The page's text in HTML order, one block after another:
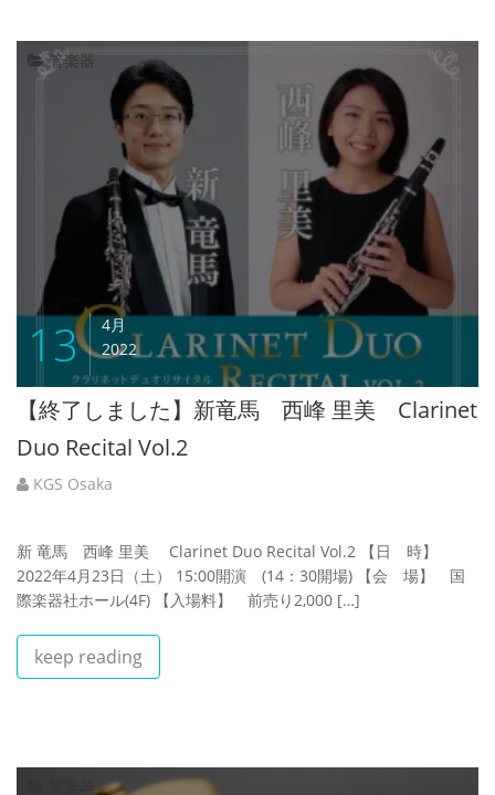
管楽器
13
4月
2022
【終了しました】新竜馬 西峰 里美 Clarinet
Duo Recital Vol.2
KGS Osaka
新 竜馬 西峰 里美 Clarinet Duo Recital Vol.2 【日 時】
2022年4月23日（土） 15:00開演 (14：30開場) 【会 場】 国
際楽器社ホール(4F) 【入場料】 前売り2,000 […]
keep reading
管楽器